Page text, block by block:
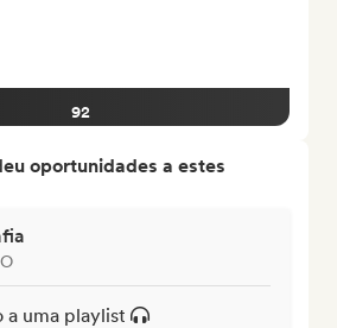
92
oportunidades a estes
a uma playlist